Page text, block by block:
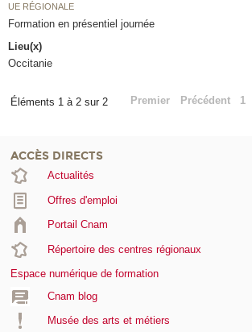
UE RÉGIONALE
Formation en présentiel journée
Lieu(x)
Occitanie
Éléments 1 à 2 sur 2 Premier Précédent 1
ACCÈS DIRECTS
Actualités
Offres d'emploi
Portail Cnam
Répertoire des centres régionaux
Espace numérique de formation
Cnam blog
Musée des arts et métiers